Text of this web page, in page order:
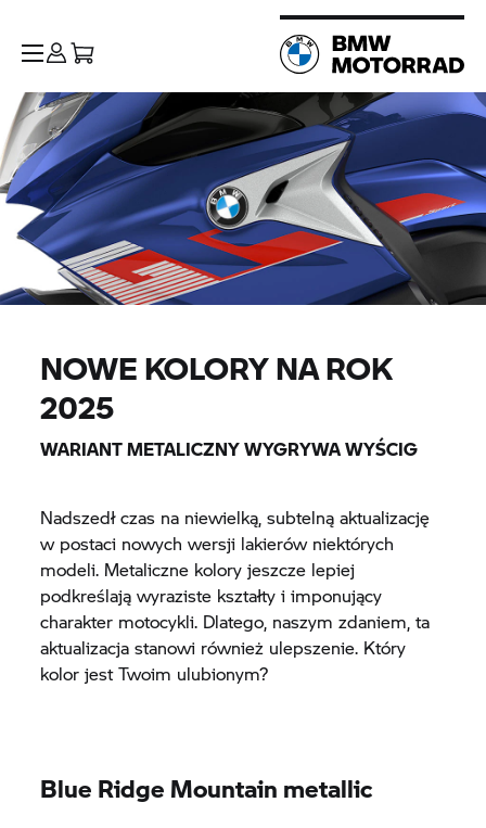
NOWE KOLORY NA ROK
2025
WARIANT METALICZNY WYGRYWA WYŚCIG
Nadszedł czas na niewielką, subtelną aktualizację
w postaci nowych wersji lakierów niektórych
modeli. Metaliczne kolory jeszcze lepiej
podkreślają wyraziste kształty i imponujący
charakter motocykli. Dlatego, naszym zdaniem, ta
aktualizacja stanowi również ulepszenie. Który
kolor jest Twoim ulubionym?
Blue Ridge Mountain metallic